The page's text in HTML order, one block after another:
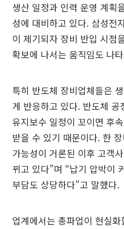
생산 일정과 인력 운영 계획
성에 대비하고 있다. 삼성전
이 제기되자 장비 반입 시점
확보에 나서는 움직임도 나
특히 반도체 장비업체들은
게 반응하고 있다. 반도체
유지보수 일정이 꼬이면 후
받을 수 있기 때문이다. 한
가능성이 거론된 이후 고객
뀌고 있다”며 “납기 압박이
부담도 상당하다”고 말했다.
업계에서는 총파업이 현실